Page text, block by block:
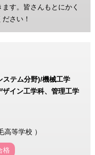
す。皆さんもとにかく
さい！
ステム分野)/機械工学
ザイン工学科、管理工学
高等学校 ）
格